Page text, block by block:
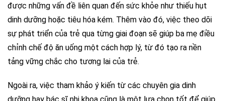
được những vấn đề liên quan đến sức khỏe như thiếu hụt
dinh dưỡng hoặc tiêu hóa kém. Thêm vào đó, việc theo dõi
sự phát triển của trẻ qua từng giai đoạn sẽ giúp ba mẹ điều
chỉnh chế độ ăn uống một cách hợp lý, từ đó tạo ra nền
tảng vững chắc cho tương lai của trẻ.
Ngoài ra, việc tham khảo ý kiến từ các chuyên gia dinh